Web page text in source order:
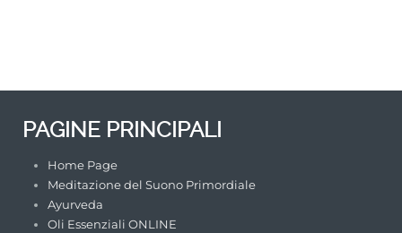
PAGINE PRINCIPALI
Home Page
Meditazione del Suono Primordiale
Ayurveda
Oli Essenziali ONLINE